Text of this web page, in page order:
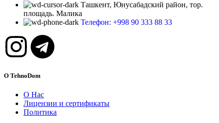
Ташкент, Юнусабадский район, тор.
площадь. Малика
Телефон: +998 90 333 88 33
О TehnoDom
О Нас
Лицензии и сертификаты
Политика